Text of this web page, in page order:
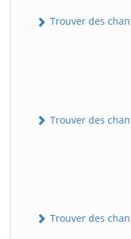
Trouver des
Trouver des
Trouver des